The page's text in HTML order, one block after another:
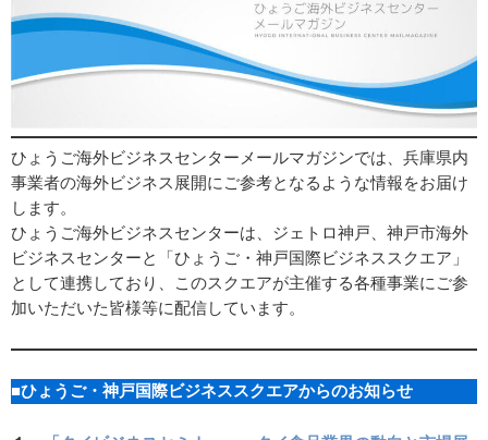
ひょうご海外ビジネスセンターメールマガジンでは、兵庫県内
事業者の海外ビジネス展開にご参考となるような情報をお届け
します。
ひょうご海外ビジネスセンターは、ジェトロ神戸、神戸市海外
ビジネスセンターと「ひょうご・神戸国際ビジネススクエア」
として連携しており、このスクエアが主催する各種事業にご参
加いただいた皆様等に配信しています。
■ひょうご・神戸国際ビジネススクエアからのお知らせ